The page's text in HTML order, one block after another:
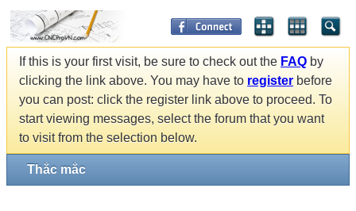
If this is your first visit, be sure to check out the FAQ by
clicking the link above. You may have to register before
you can post: click the register link above to proceed. To
start viewing messages, select the forum that you want
to visit from the selection below.
Thắc mắc